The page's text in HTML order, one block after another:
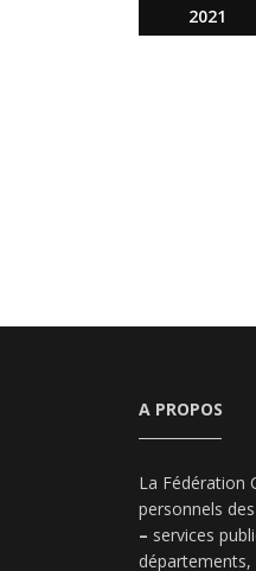
2021
A PROPOS
La Fédération
personnels
– services